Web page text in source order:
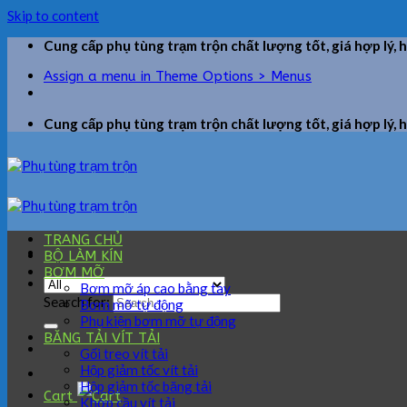
Skip to content
Cung cấp phụ tùng trạm trộn chất lượng tốt, giá hợp lý,
Assign a menu in Theme Options > Menus
Cung cấp phụ tùng trạm trộn chất lượng tốt, giá hợp lý,
Search for:
Cart
TRANG CHỦ
BỘ LÀM KÍN
BƠM MỠ
Bơm mỡ áp cao bằng tay
Bơm mỡ tự động
Phụ kiện bơm mỡ tự động
BĂNG TẢI VÍT TẢI
Gối treo vít tải
Hộp giảm tốc vít tải
Hộp giảm tốc băng tải
Khớp cầu vít tải